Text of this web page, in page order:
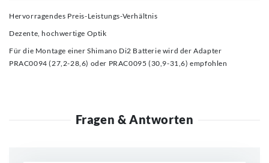
Hervorragendes Preis-Leistungs-Verhältnis
Dezente, hochwertige Optik
Für die Montage einer Shimano Di2 Batterie wird der Adapter
PRAC0094 (27,2-28,6) oder PRAC0095 (30,9-31,6) empfohlen
Fragen & Antworten